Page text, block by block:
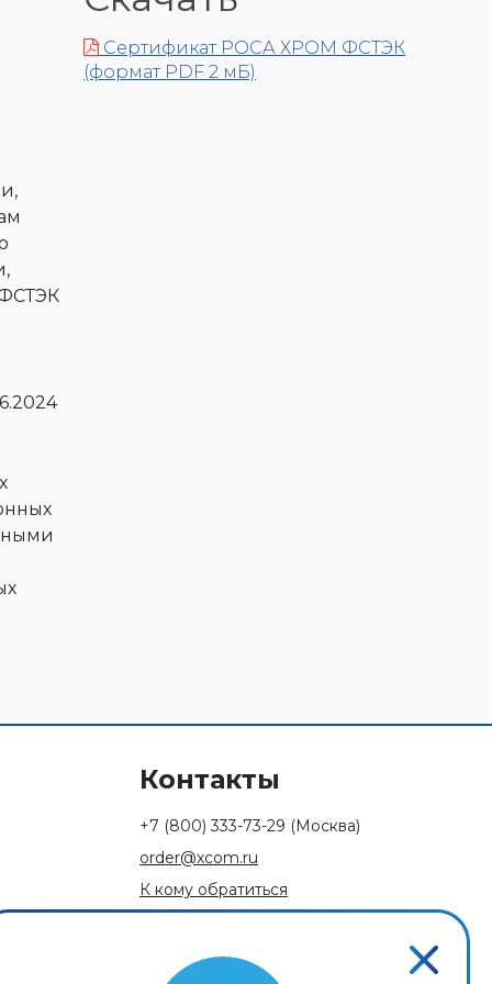
Сертификат РОСА ХРОМ ФСТЭК
(формат PDF 2 мБ)
Контакты
+7 (800) 333-73-29 (Москва)
order@xcom.ru
К кому обратиться